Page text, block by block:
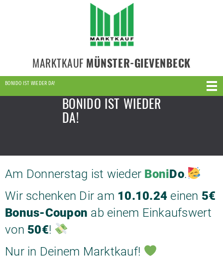
MARKTKAUF MÜNSTER-GIEVENBECK
BONIDO IST WIEDER DA!
BONIDO IST WIEDER
DA!
Am Donnerstag ist wieder BoniDo.
Wir schenken Dir am 10.10.24 einen 5€
Bonus-Coupon ab einem Einkaufswert
von 50€!
Nur in Deinem Marktkauf!